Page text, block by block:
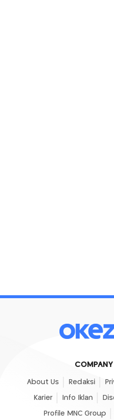
COMPANY
About Us Redaksi
Karier Info Iklan
Profile MNC Group